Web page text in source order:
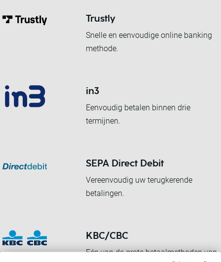
Trustly
Snelle en eenvoudige online banking
methode.
in3
Eenvoudig betalen binnen drie
termijnen.
SEPA Direct Debit
Vereenvoudig uw terugkerende
betalingen.
KBC/CBC
Eén van de grote betaalmethoden van